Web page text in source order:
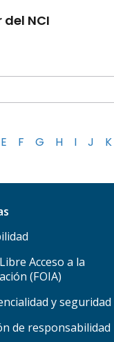
NCI
E F G H I J K
Acceso a la
(FOIA)
y seguridad
de responsabilidad